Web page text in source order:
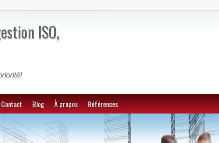
ISO,
Contact Blog À propos Références